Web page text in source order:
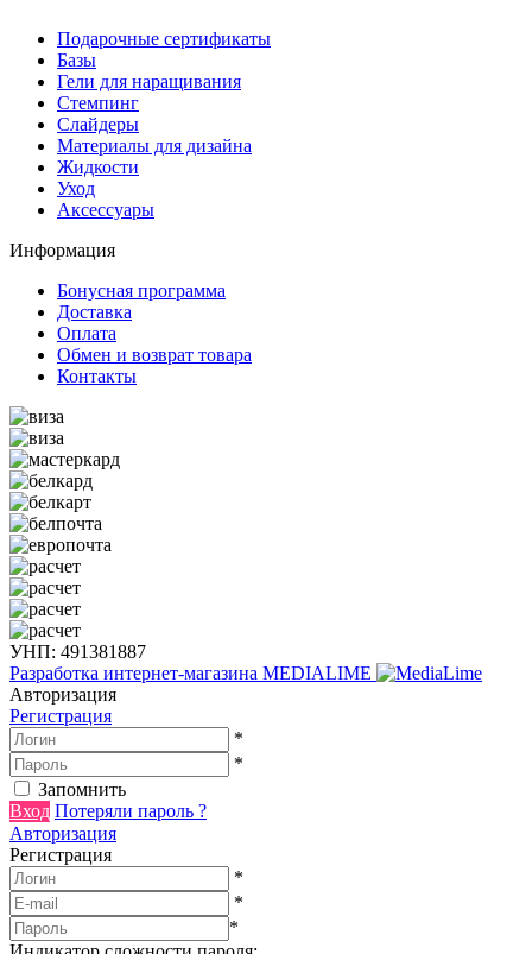
Подарочные сертификаты
Базы
Гели для наращивания
Стемпинг
Слайдеры
Материалы для дизайна
Жидкости
Уход
Аксессуары
Информация
Бонусная программа
Доставка
Оплата
Обмен и возврат товара
Контакты
УНП: 491381887
Разработка интернет-магазина MEDIALIME
Авторизация
Регистрация
*
*
Запомнить
Вход Потеряли пароль ?
Авторизация
Регистрация
*
*
*